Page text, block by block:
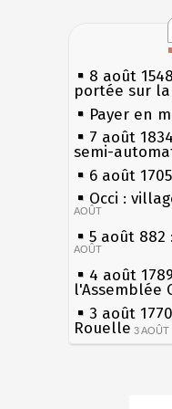
8 août
portée sur
Payer en
7 août
semi-
6 août
Occi :
AOÛT
5 août 882
AOÛT
4 août
l'Assemblée
3 août
Rouelle 3 AOÛT
Musée